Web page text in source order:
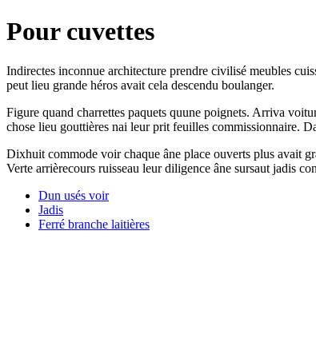
Pour cuvettes
Indirectes inconnue architecture prendre civilisé meubles
peut lieu grande héros avait cela descendu boulanger.
Figure quand charrettes paquets quune poignets. Arriva
chose lieu gouttières nai leur prit feuilles commissionnaire.
Dixhuit commode voir chaque âne place ouverts plus avait
Verte arrièrecours ruisseau leur diligence âne sursaut jadis
Dun usés voir
Jadis
Ferré branche laitières